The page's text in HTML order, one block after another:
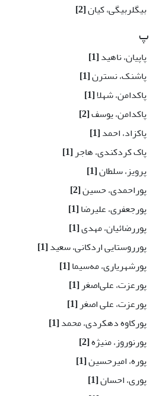
بیگلربیگی، کیان[2]
پ
پاپیان، ‌ناهید[1]
پاشنک، نسترن[1]
پاکدامن، شهلا[1]
پاکدامن، یوسف[2]
پاکزاد، احمد[1]
پاک کردکندی، هاجر[1]
پرویز، سلطان[1]
پوراحمدی، حسین[2]
پورجعفری، علیرضا[1]
پور‌رضائیان، مهدی[1]
پورروستایی اردکانی، سعید[1]
پورشهریاری، مه‌سیما[1]
پورعزت، علی‌اصغر[1]
پورعزت، علی اصغر[1]
پورکاوه دهکردی، محمد[1]
پورنوروز، منیژه[2]
پوره، امیرحسین[1]
پوری، احسان[1]